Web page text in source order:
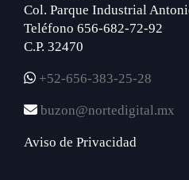
Col. Parque Industrial
Teléfono 656-682-72-92
C.P. 32470
+52-656-383-25-28
buzon@nortedigital.mx
Aviso de Privacidad